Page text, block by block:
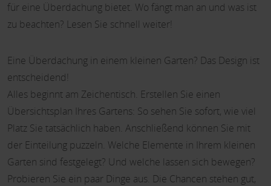
für eine Überdachung bietet. Wo fängt man an und was ist
zu beachten? Lesen Sie schnell weiter!
Eine Überdachung in einem kleinen Garten? Das Design ist
entscheidend!
Alles beginnt am Zeichentisch. Erstellen Sie einen
Übersichtsplan Ihres Gartens: So sehen Sie sofort, wie viel
Platz Sie tatsächlich haben. Anschließend können Sie mit
der Einteilung puzzeln. Welche Elemente in Ihrem kleinen
Garten sind festgelegt? Und welche lassen sich bewegen?
Probieren Sie ein paar Dinge aus. Die Chancen stehen gut,